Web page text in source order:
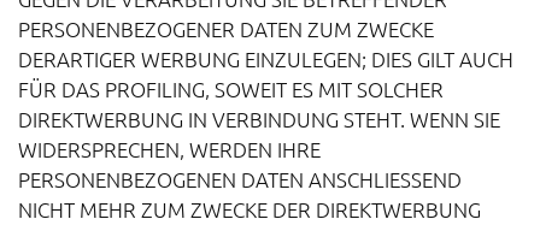
PERSONENBEZOGENER DATEN ZUM ZWECKE
DERARTIGER WERBUNG EINZULEGEN; DIES GILT AUCH
FÜR DAS PROFILING, SOWEIT ES MIT SOLCHER
DIREKTWERBUNG IN VERBINDUNG STEHT. WENN SIE
WIDERSPRECHEN, WERDEN IHRE
PERSONENBEZOGENEN DATEN ANSCHLIESSEND
NICHT MEHR ZUM ZWECKE DER DIREKTWERBUNG